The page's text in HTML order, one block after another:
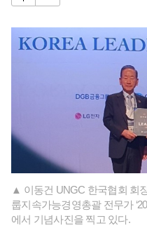
▲ 이동건 UNGC 한국협회 회
룹지속가능경영총괄 전무가
에서 기념사진을 찍고 있다.